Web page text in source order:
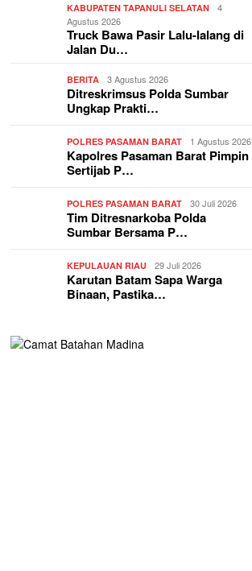
KABUPATEN TAPANULI SELATAN
4
Agustus 2026
Truck Bawa Pasir Lalu-lalang di
Jalan Du…
BERITA 3 Agustus 2026
Ditreskrimsus Polda Sumbar
Ungkap Prakti…
POLRES PASAMAN BARAT 1 Agustus 2026
Kapolres Pasaman Barat Pimpin
Sertijab P…
POLRES PASAMAN BARAT 30 Juli 2026
Tim Ditresnarkoba Polda
Sumbar Bersama P…
KEPULAUAN RIAU 29 Juli 2026
Karutan Batam Sapa Warga
Binaan, Pastika…